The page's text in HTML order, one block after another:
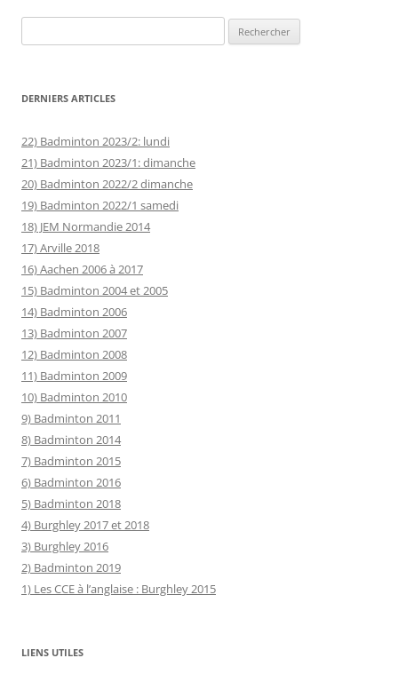
DERNIERS ARTICLES
22) Badminton 2023/2: lundi
21) Badminton 2023/1: dimanche
20) Badminton 2022/2 dimanche
19) Badminton 2022/1 samedi
18) JEM Normandie 2014
17) Arville 2018
16) Aachen 2006 à 2017
15) Badminton 2004 et 2005
14) Badminton 2006
13) Badminton 2007
12) Badminton 2008
11) Badminton 2009
10) Badminton 2010
9) Badminton 2011
8) Badminton 2014
7) Badminton 2015
6) Badminton 2016
5) Badminton 2018
4) Burghley 2017 et 2018
3) Burghley 2016
2) Badminton 2019
1) Les CCE à l’anglaise : Burghley 2015
LIENS UTILES